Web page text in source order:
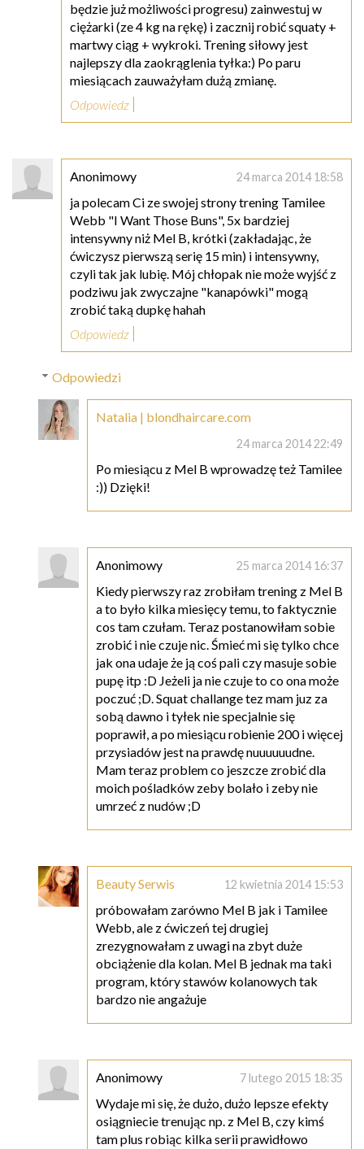
będzie już możliwości progresu) zainwestuj w
ciężarki (ze 4 kg na rękę) i zacznij robić squaty +
martwy ciąg + wykroki. Trening siłowy jest
najlepszy dla zaokrąglenia tyłka:) Po paru
miesiącach zauważyłam dużą zmianę.
Odpowiedz
Anonimowy 24 marca 2014 18:58
ja polecam Ci ze swojej strony trening Tamilee
Webb "I Want Those Buns", 5x bardziej
intensywny niż Mel B, krótki (zakładając, że
ćwiczysz pierwszą serię 15 min) i intensywny,
czyli tak jak lubię. Mój chłopak nie może wyjść z
podziwu jak zwyczajne "kanapówki" mogą
zrobić taką dupkę hahah
Odpowiedz
Odpowiedzi
Natalia | blondhaircare.com
24 marca 2014 22:49
Po miesiącu z Mel B wprowadzę też Tamilee
:)) Dzięki!
Anonimowy 25 marca 2014 16:37
Kiedy pierwszy raz zrobiłam trening z Mel B
a to było kilka miesięcy temu, to faktycznie
cos tam czułam. Teraz postanowiłam sobie
zrobić i nie czuje nic. Śmieć mi się tylko chce
jak ona udaje że ją coś pali czy masuje sobie
pupę itp :D Jeżeli ja nie czuje to co ona może
poczuć ;D. Squat challange tez mam juz za
sobą dawno i tyłek nie specjalnie się
poprawił, a po miesiącu robienie 200 i więcej
przysiadów jest na prawdę nuuuuuudne.
Mam teraz problem co jeszcze zrobić dla
moich pośladków zeby bolało i zeby nie
umrzeć z nudów ;D
Beauty Serwis 12 kwietnia 2014 15:53
próbowałam zarówno Mel B jak i Tamilee
Webb, ale z ćwiczeń tej drugiej
zrezygnowałam z uwagi na zbyt duże
obciążenie dla kolan. Mel B jednak ma taki
program, który stawów kolanowych tak
bardzo nie angażuje
Anonimowy 7 lutego 2015 18:35
Wydaje mi się, że dużo, dużo lepsze efekty
osiągniecie trenując np. z Mel B, czy kimś
tam plus robiąc kilka serii prawidłowo